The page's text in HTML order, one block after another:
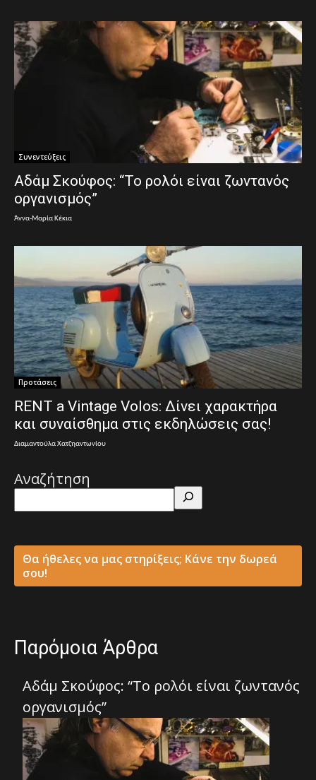
Συνεντεύξεις
Αδάμ Σκούφος: “Το ρολόι είναι ζωντανός
οργανισμός”
Άννα-Μαρία Κέκια
Προτάσεις
RENT a Vintage Volos: Δίνει χαρακτήρα
και συναίσθημα στις εκδηλώσεις σας!
Διαμαντούλα Χατζηαντωνίου
Αναζήτηση
Θα ήθελες να μας στηρίξεις; Κάνε την δωρεά
σου!
Παρόμοια Άρθρα
Αδάμ Σκούφος: “Το ρολόι είναι ζωντανός
οργανισμός”